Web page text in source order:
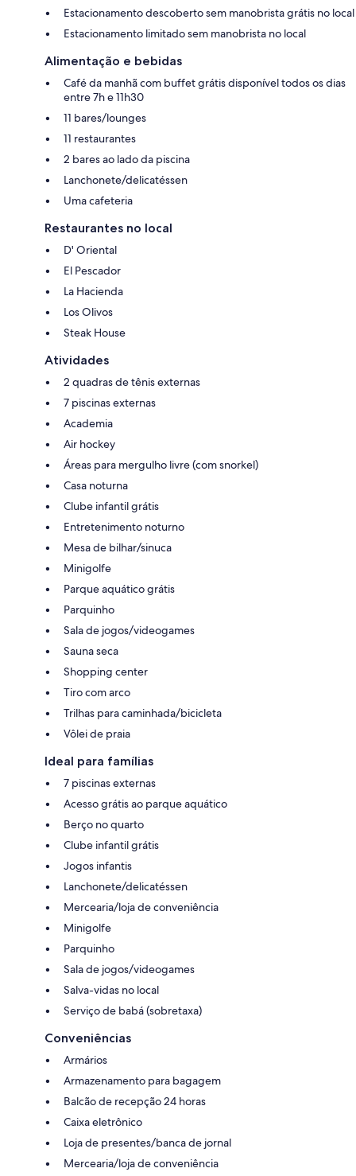
Estacionamento descoberto sem manobrista grátis no local
Estacionamento limitado sem manobrista no local
Alimentação e bebidas
Café da manhã com buffet grátis disponível todos os dias
entre 7h e 11h30
11 bares/lounges
11 restaurantes
2 bares ao lado da piscina
Lanchonete/delicatéssen
Uma cafeteria
Restaurantes no local
D' Oriental
El Pescador
La Hacienda
Los Olivos
Steak House
Atividades
2 quadras de tênis externas
7 piscinas externas
Academia
Air hockey
Áreas para mergulho livre (com snorkel)
Casa noturna
Clube infantil grátis
Entretenimento noturno
Mesa de bilhar/sinuca
Minigolfe
Parque aquático grátis
Parquinho
Sala de jogos/videogames
Sauna seca
Shopping center
Tiro com arco
Trilhas para caminhada/bicicleta
Vôlei de praia
Ideal para famílias
7 piscinas externas
Acesso grátis ao parque aquático
Berço no quarto
Clube infantil grátis
Jogos infantis
Lanchonete/delicatéssen
Mercearia/loja de conveniência
Minigolfe
Parquinho
Sala de jogos/videogames
Salva-vidas no local
Serviço de babá (sobretaxa)
Conveniências
Armários
Armazenamento para bagagem
Balcão de recepção 24 horas
Caixa eletrônico
Loja de presentes/banca de jornal
Mercearia/loja de conveniência